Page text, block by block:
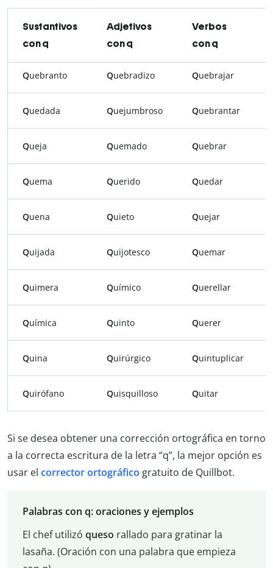
Sustantivos
con q
Adjetivos
con q
Verbos
con q
Quebranto Quebradizo Quebrajar
Quedada Quejumbroso Quebrantar
Queja Quemado Quebrar
Quema Querido Quedar
Quena Quieto Quejar
Quijada Quijotesco Quemar
Quimera Químico Querellar
Química Quinto Querer
Quina Quirúrgico Quintuplicar
Quirófano Quisquilloso Quitar
Si se desea obtener una corrección ortográfica en torno
a la correcta escritura de la letra “q”, la mejor opción es
usar el corrector ortográfico gratuito de Quillbot.
Palabras con q: oraciones y ejemplos
El chef utilizó queso rallado para gratinar la
lasaña. (Oración con una palabra que empieza